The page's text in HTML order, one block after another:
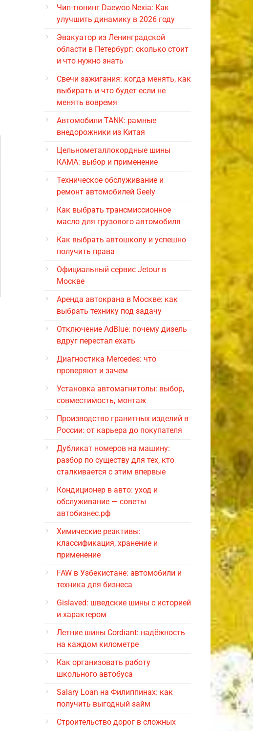
Чип-тюнинг Daewoo Nexia: Как
улучшить динамику в 2026 году
Эвакуатор из Ленинградской
области в Петербург: сколько стоит
и что нужно знать
Свечи зажигания: когда менять, как
выбирать и что будет если не
менять вовремя
Автомобили TANK: рамные
внедорожники из Китая
Цельнометаллокордные шины
КАМА: выбор и применение
Техническое обслуживание и
ремонт автомобилей Geely
Как выбрать трансмиссионное
масло для грузового автомобиля
Как выбрать автошколу и успешно
получить права
Официальный сервис Jetour в
Москве
Аренда автокрана в Москве: как
выбрать технику под задачу
Отключение AdBlue: почему дизель
вдруг перестал ехать
Диагностика Mercedes: что
проверяют и зачем
Установка автомагнитолы: выбор,
совместимость, монтаж
Производство гранитных изделий в
России: от карьера до покупателя
Дубликат номеров на машину:
разбор по существу для тех, кто
сталкивается с этим впервые
Кондиционер в авто: уход и
обслуживание — советы
автобизнес.рф
Химические реактивы:
классификация, хранение и
применение
FAW в Узбекистане: автомобили и
техника для бизнеса
Gislaved: шведские шины с историей
и характером
Летние шины Cordiant: надёжность
на каждом километре
Как организовать работу
школьного автобуса
Salary Loan на Филиппинах: как
получить выгодный займ
Строительство дорог в сложных